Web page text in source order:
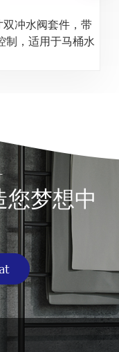
双冲水阀套件，带
制，适用于马桶水
梦想中